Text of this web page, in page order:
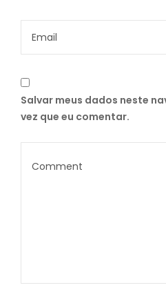
Salvar meus dados neste
vez que eu comentar.